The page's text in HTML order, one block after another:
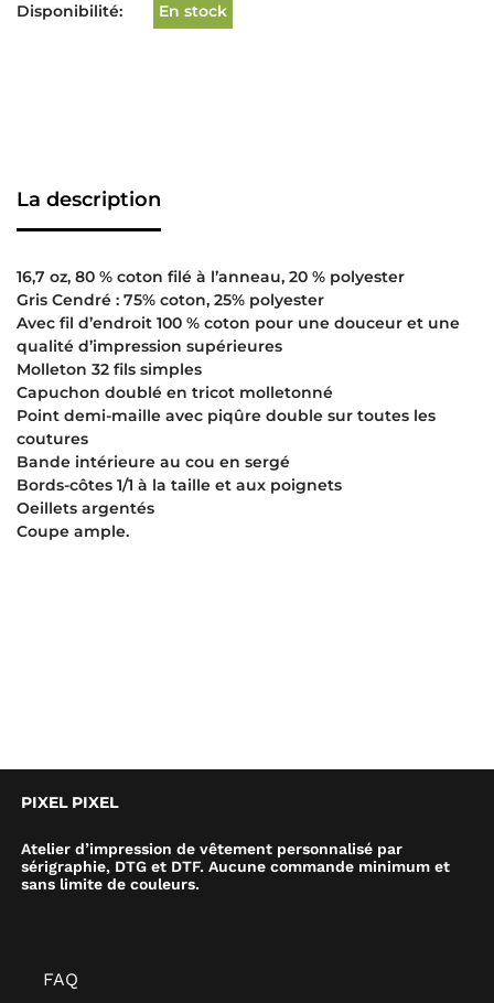
Disponibilité: En stock
La description
16,7 oz, 80 % coton filé à l’anneau, 20 % polyester
Gris Cendré : 75% coton, 25% polyester
Avec fil d’endroit 100 % coton pour une douceur et une
qualité d’impression supérieures
Molleton 32 fils simples
Capuchon doublé en tricot molletonné
Point demi-maille avec piqûre double sur toutes les
coutures
Bande intérieure au cou en sergé
Bords-côtes 1/1 à la taille et aux poignets
Oeillets argentés
Coupe ample.
PIXEL PIXEL
Atelier d’impression de vêtement personnalisé par
sérigraphie, DTG et DTF. Aucune commande minimum et
sans limite de couleurs.
FAQ